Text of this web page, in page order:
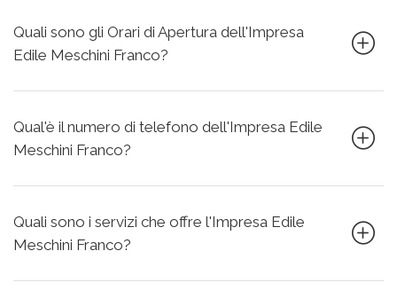
Quali sono gli Orari di Apertura dell'Impresa
Edile Meschini Franco?
Qual'è il numero di telefono dell'Impresa Edile
Meschini Franco?
Quali sono i servizi che offre l'Impresa Edile
Meschini Franco?